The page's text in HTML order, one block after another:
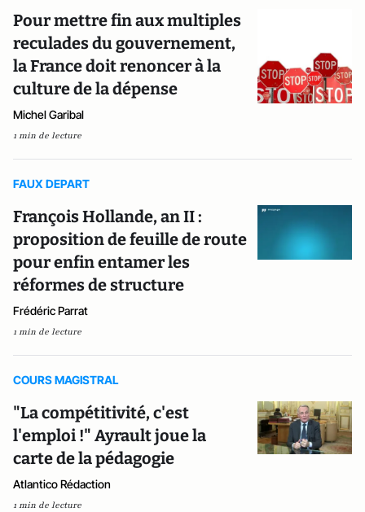
Pour mettre fin aux multiples
reculades du gouvernement,
la France doit renoncer à la
culture de la dépense
Michel Garibal
1 min de lecture
FAUX DEPART
François Hollande, an II :
proposition de feuille de route
pour enfin entamer les
réformes de structure
Frédéric Parrat
1 min de lecture
COURS MAGISTRAL
"La compétitivité, c'est
l'emploi !" Ayrault joue la
carte de la pédagogie
Atlantico Rédaction
1 min de lecture